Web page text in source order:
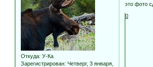
Откуда: У-Ка
Зарегистрирован: Четверг, 3 января,
это фото
0